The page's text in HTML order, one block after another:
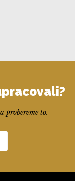
probereme to.